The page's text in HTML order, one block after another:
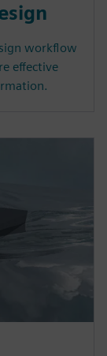
workflow
effective